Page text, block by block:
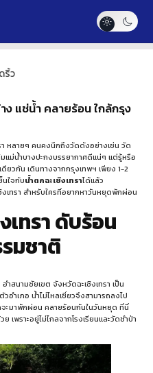
ริ้ว
ง แช่น้ำ คลายร้อน ใกล้กรุง
หลายๆ คนคงนึกถึงวัดดังอย่างเช่น วัด
แม่น้ำบางปะกงบรรยากาศดีแน่ๆ แต่รู้หรือ
ยวกัน เดินทางจากกรุงเทพฯ เพียง 1-2
นใจกับน้ำตกฉะเชิงเทราได้แล้ว
งเทรา สำหรับใครที่อยากหาวันหยุดพักผ่อน
เทรา ดับร้อน
มชาติ
สนามชัยเขต จังหวัดฉะเชิงเทรา เป็น
อำเภอ น้ำไม่ไหลเชี่ยวจึงสามารถลงไป
จะมาพักผ่อน คลายร้อนกันในวันหยุด ที่นี่
พราะอยู่ไม่ไกลจากโรงเรียนและวัดชำป่า